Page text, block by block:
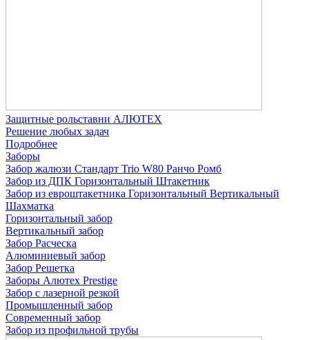
Защитные рольставни АЛЮТЕХ
Решение любых задач
Подробнее
Заборы
Забор жалюзи Стандарт Trio W80 Ранчо Ромб
Забор из ДПК Горизонтальный Штакетник
Забор из евроштакетника Горизонтальный Вертикальный
Шахматка
Горизонтальный забор
Вертикальный забор
Забор Расческа
Алюминиевый забор
Забор Решетка
Заборы Алютех Prestige
Забор с лазерной резкой
Промышленный забор
Современный забор
Забор из профильной трубы